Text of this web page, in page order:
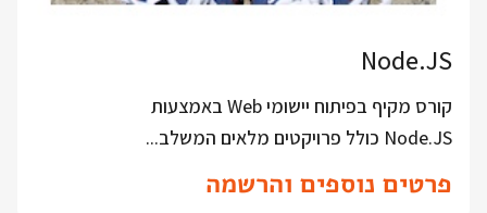
Node.JS
קורס מקיף בפיתוח יישומי Web באמצעות
Node.JS כולל פרויקטים מלאים המשלב...
פרטים נוספים והרשמה